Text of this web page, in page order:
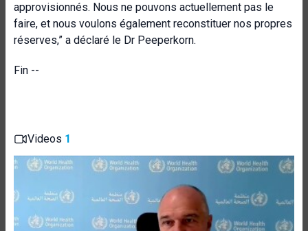
approvisionnés. Nous ne pouvons actuellement pas le
faire, et nous voulons également reconstituer nos propres
réserves,” a déclaré le Dr Peeperkorn.
Fin --
Videos 1